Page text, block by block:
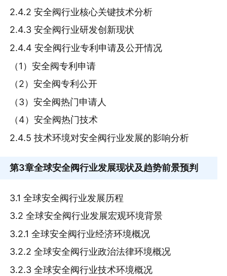
2.4.2 安全阀行业核心关键技术分析
2.4.3 安全阀行业研发创新现状
2.4.4 安全阀行业专利申请及公开情况
（1）安全阀专利申请
（2）安全阀专利公开
（3）安全阀热门申请人
（4）安全阀热门技术
2.4.5 技术环境对安全阀行业发展的影响分析
第3章全球安全阀行业发展现状及趋势前景预判
3.1 全球安全阀行业发展历程
3.2 全球安全阀行业发展宏观环境背景
3.2.1 全球安全阀行业经济环境概况
3.2.2 全球安全阀行业政治法律环境概况
3.2.3 全球安全阀行业技术环境概况